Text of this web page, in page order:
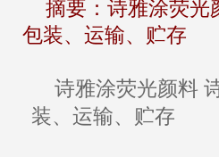
摘要： 诗雅涂荧光
包装、运输、贮存
诗雅涂荧光颜料
装、 运输、贮存